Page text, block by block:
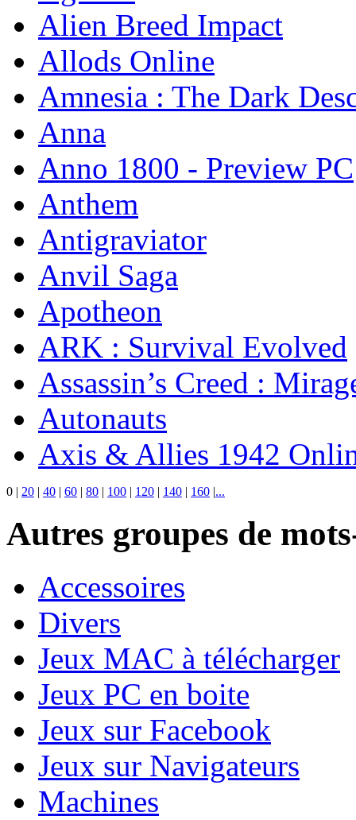
Alien Breed Impact
Allods Online
Amnesia : The Dark
Anna
Anno 1800 - Preview PC
Anthem
Antigraviator
Anvil Saga
Apotheon
ARK : Survival Evolved
Assassin’s Creed :
Autonauts
Axis & Allies 1942
0 | 20 | 40 | 60 | 80 | 100 | 120 | 140 | 160 |...
Autres groupes de
Accessoires
Divers
Jeux MAC à télécharger
Jeux PC en boite
Jeux sur Facebook
Jeux sur Navigateurs
Machines